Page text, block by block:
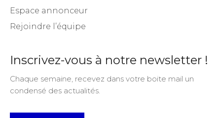
Espace annonceur
Rejoindre l’équipe
Inscrivez-vous à notre newsletter !
Chaque semaine, recevez dans votre boite mail un
condensé des actualités.